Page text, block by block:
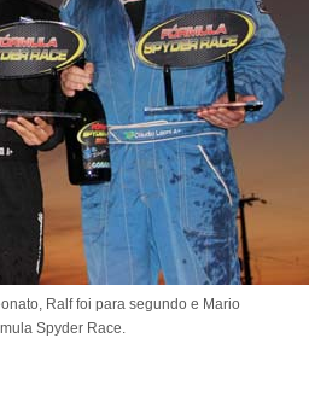
Ralf foi para segundo e Mario
Spyder Race.